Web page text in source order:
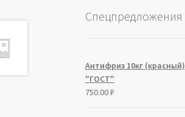
Спецпредложения
Антифриз 10кг (красный)
"ГОСТ"
750.00₽